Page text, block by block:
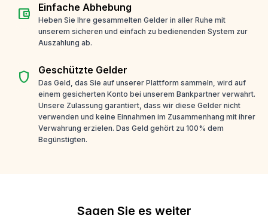
account_balance_wallet Einfache Abhebung
Heben Sie Ihre gesammelten Gelder in aller Ruhe mit
unserem sicheren und einfach zu bedienenden System zur
Auszahlung ab.
shield Geschützte Gelder
Das Geld, das Sie auf unserer Plattform sammeln, wird auf
einem gesicherten Konto bei unserem Bankpartner verwahrt.
Unsere Zulassung garantiert, dass wir diese Gelder nicht
verwenden und keine Einnahmen im Zusammenhang mit ihrer
Verwahrung erzielen. Das Geld gehört zu 100% dem
Begünstigten.
Sagen Sie es weiter